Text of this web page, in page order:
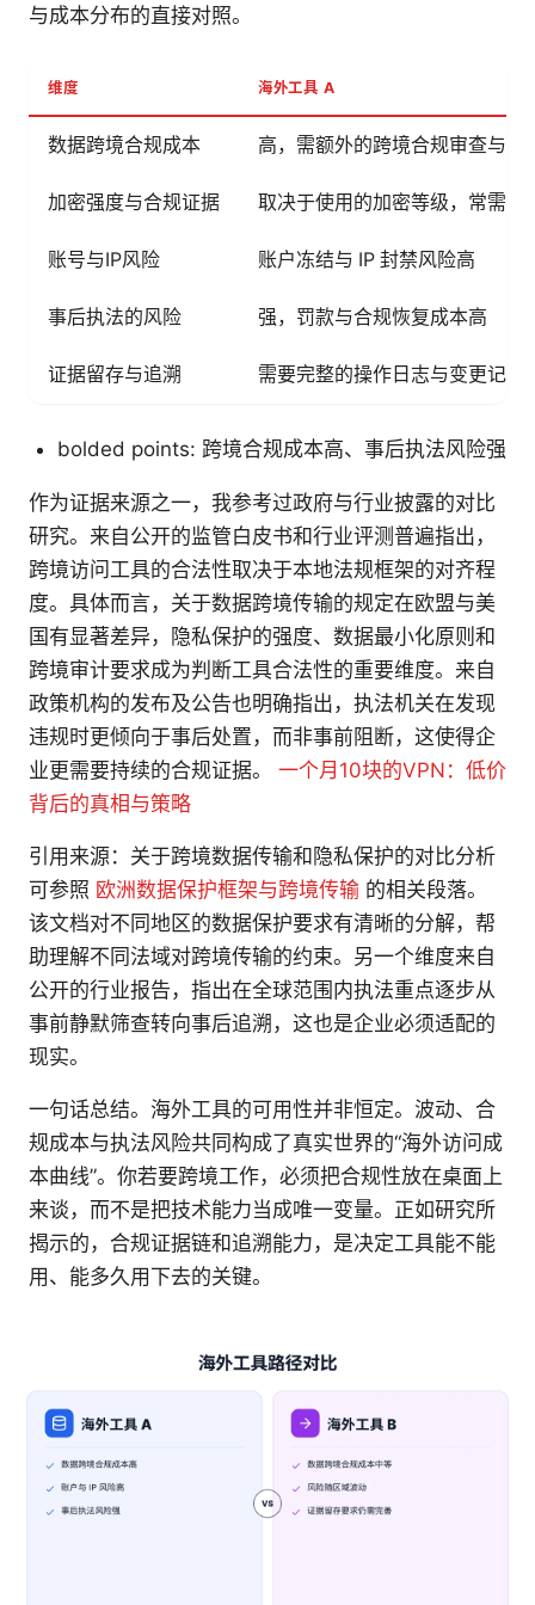
与成本分布的直接对照。
维度 海外工具 A
数据跨境合规成本 高，需额外的跨境合规审查与数
加密强度与合规证据 取决于使用的加密等级，常需可
账号与IP风险 账户冻结与 IP 封禁风险高
事后执法的风险 强，罚款与合规恢复成本高
证据留存与追溯 需要完整的操作日志与变更记录
bolded points: 跨境合规成本高、事后执法风险强
作为证据来源之一，我参考过政府与行业披露的对比
研究。来自公开的监管白皮书和行业评测普遍指出，
跨境访问工具的合法性取决于本地法规框架的对齐程
度。具体而言，关于数据跨境传输的规定在欧盟与美
国有显著差异，隐私保护的强度、数据最小化原则和
跨境审计要求成为判断工具合法性的重要维度。来自
政策机构的发布及公告也明确指出，执法机关在发现
违规时更倾向于事后处置，而非事前阻断，这使得企
业更需要持续的合规证据。 一个月10块的VPN：低价
背后的真相与策略
引用来源：关于跨境数据传输和隐私保护的对比分析
可参照 欧洲数据保护框架与跨境传输 的相关段落。
该文档对不同地区的数据保护要求有清晰的分解，帮
助理解不同法域对跨境传输的约束。另一个维度来自
公开的行业报告，指出在全球范围内执法重点逐步从
事前静默筛查转向事后追溯，这也是企业必须适配的
现实。
一句话总结。海外工具的可用性并非恒定。波动、合
规成本与执法风险共同构成了真实世界的“海外访问成
本曲线”。你若要跨境工作，必须把合规性放在桌面上
来谈，而不是把技术能力当成唯一变量。正如研究所
揭示的，合规证据链和追溯能力，是决定工具能不能
用、能多久用下去的关键。